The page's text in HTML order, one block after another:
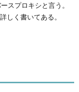
スプロキシと言う。
しく書いてある。